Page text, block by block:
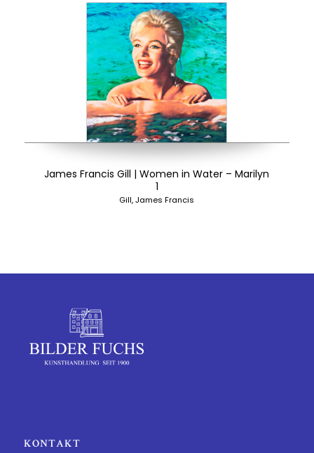
James Francis Gill | Women in Water – Marilyn
1
Gill, James Francis
KONTAKT